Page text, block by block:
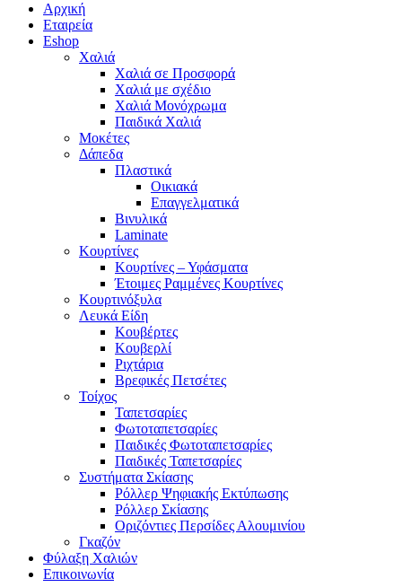
Αρχική
Εταιρεία
Eshop
Χαλιά
Χαλιά σε Προσφορά
Χαλιά με σχέδιο
Χαλιά Μονόχρωμα
Παιδικά Χαλιά
Μοκέτες
Δάπεδα
Πλαστικά
Οικιακά
Επαγγελματικά
Βινυλικά
Laminate
Κουρτίνες
Κουρτίνες – Υφάσματα
Έτοιμες Ραμμένες Κουρτίνες
Κουρτινόξυλα
Λευκά Είδη
Κουβέρτες
Κουβερλί
Ριχτάρια
Βρεφικές Πετσέτες
Τοίχος
Ταπετσαρίες
Φωτοταπετσαρίες
Παιδικές Φωτοταπετσαρίες
Παιδικές Ταπετσαρίες
Συστήματα Σκίασης
Ρόλλερ Ψηφιακής Εκτύπωσης
Ρόλλερ Σκίασης
Οριζόντιες Περσίδες Αλουμινίου
Γκαζόν
Φύλαξη Χαλιών
Επικοινωνία